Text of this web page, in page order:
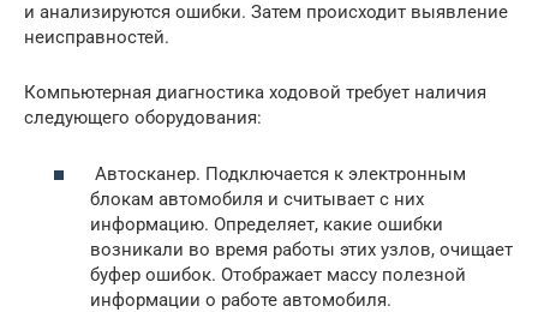
и анализируются ошибки. Затем происходит выявление
неисправностей.
Компьютерная диагностика ходовой требует наличия
следующего оборудования:
Автосканер. Подключается к электронным
блокам автомобиля и считывает с них
информацию. Определяет, какие ошибки
возникали во время работы этих узлов, очищает
буфер ошибок. Отображает массу полезной
информации о работе автомобиля.